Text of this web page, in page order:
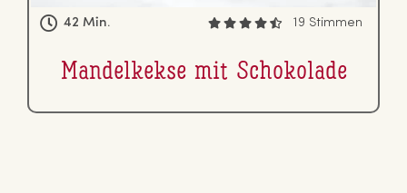
42 Min. 19 Stimmen
Man­del­kek­se mit Scho­ko­la­de